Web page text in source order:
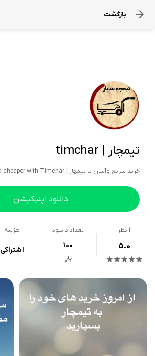
بازگشت
تیمچار | timchar
خرید سریع وآسان با تیمچار | buy faster and cheaper with Timchar
دانلود اپلیکیشن
2 نظر
5.0
تعداد دانلود
100
بار
هزینه
اشتراکی